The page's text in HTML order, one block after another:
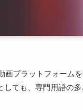
画プラットフォーム
しても、専門用語の